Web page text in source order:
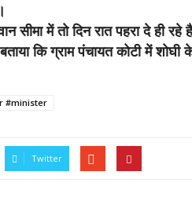
सीमा में तो दिन रात पहरा दे ही
बताया कि ग्राम पंचायत कोटी में
#minister
Twitter